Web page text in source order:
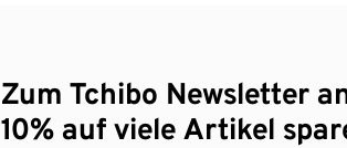
Zum Tchibo Newsletter
10% auf viele Artikel